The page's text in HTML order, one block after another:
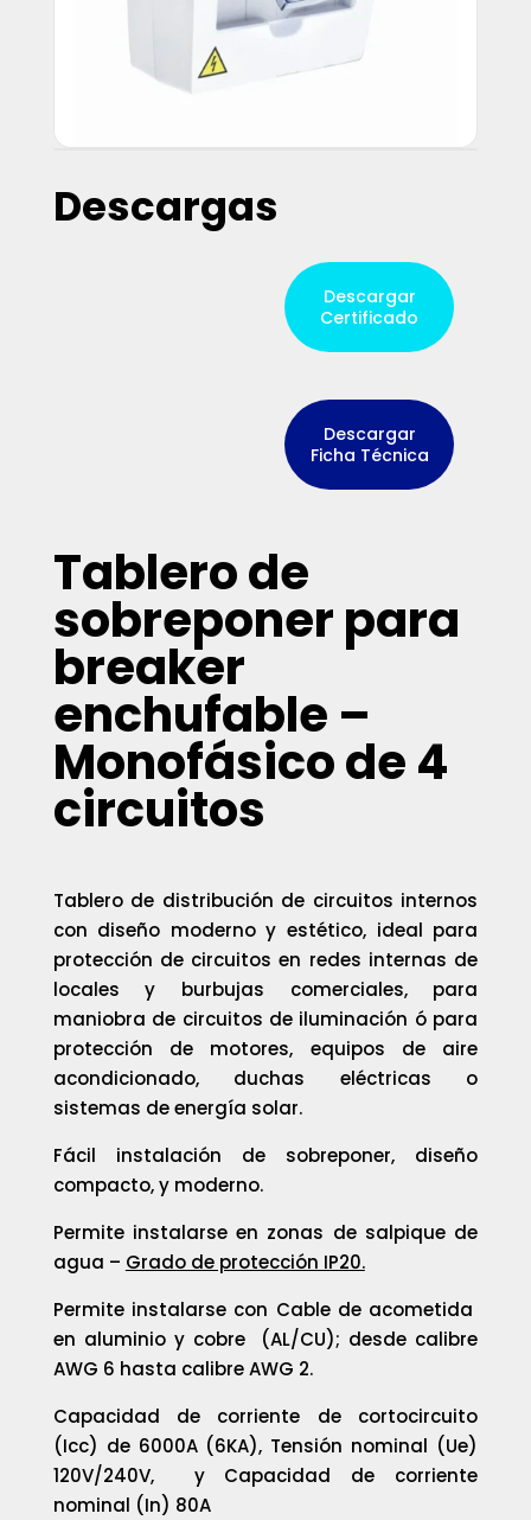
Descargas
Descargar
Certificado
Descargar
Ficha Técnica
Tablero de
sobreponer para
breaker
enchufable –
Monofásico de 4
circuitos
Tablero de distribución de circuitos internos
con diseño moderno y estético, ideal para
protección de circuitos en redes internas de
locales y burbujas comerciales, para
maniobra de circuitos de iluminación ó para
protección de motores, equipos de aire
acondicionado, duchas eléctricas o
sistemas de energía solar.
Fácil instalación de sobreponer, diseño
compacto, y moderno.
Permite instalarse en zonas de salpique de
agua – Grado de protección IP20.
Permite instalarse con Cable de acometida
en aluminio y cobre (AL/CU); desde calibre
AWG 6 hasta calibre AWG 2.
Capacidad de corriente de cortocircuito
(Icc) de 6000A (6KA), Tensión nominal (Ue)
120V/240V, y Capacidad de corriente
nominal (In) 80A